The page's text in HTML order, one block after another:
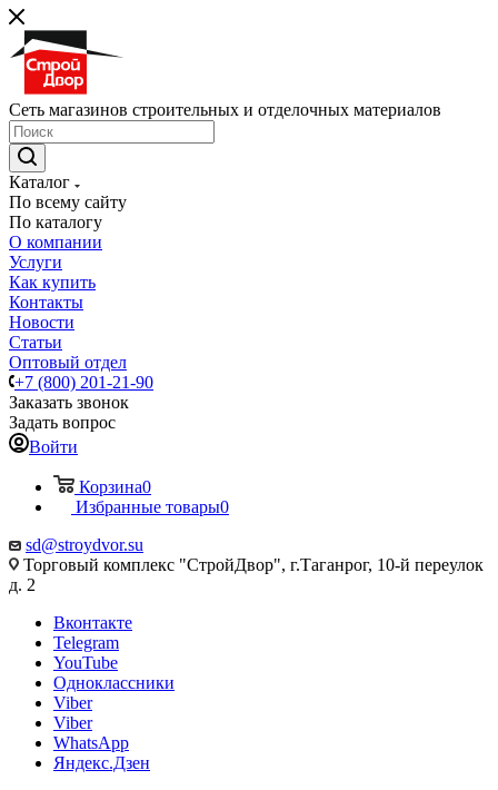
Сеть магазинов строительных и отделочных материалов
Каталог
По всему сайту
По каталогу
О компании
Услуги
Как купить
Контакты
Новости
Статьи
Оптовый отдел
+7 (800) 201-21-90
Заказать звонок
Задать вопрос
Войти
Корзина0
Избранные товары0
sd@stroydvor.su
Торговый комплекс "СтройДвор", г.Таганрог, 10-й переулок
д. 2
Вконтакте
Telegram
YouTube
Одноклассники
Viber
Viber
WhatsApp
Яндекс.Дзен